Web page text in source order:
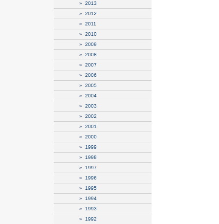
» 2013
» 2012
» 2011
» 2010
» 2009
» 2008
» 2007
» 2006
» 2005
» 2004
» 2003
» 2002
» 2001
» 2000
» 1999
» 1998
» 1997
» 1996
» 1995
» 1994
» 1993
» 1992